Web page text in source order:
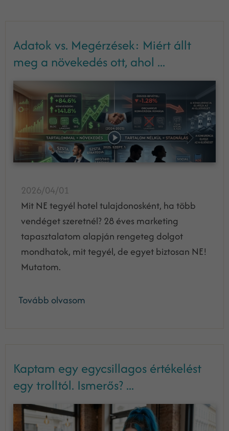
Adatok vs. Megérzések: Miért állt
meg a növekedés ott, ahol ...
2026/04/01
Mit NE tegyél hotel tulajdonosként, ha több
vendéget szeretnél? 28 éves marketing
tapasztalatom alapján rengeteg dolgot
mondhatok, mit tegyél, de egyet biztosan NE!
Mutatom.
Tovább olvasom
Kaptam egy egycsillagos értékelést
egy trolltól. Ismerős? ...